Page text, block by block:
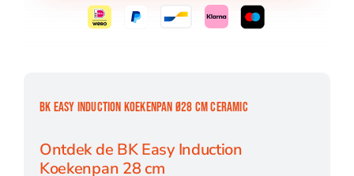
BK EASY INDUCTION KOEKENPAN Ø28 CM CERAMIC
Ontdek de BK Easy Induction
Koekenpan 28 cm